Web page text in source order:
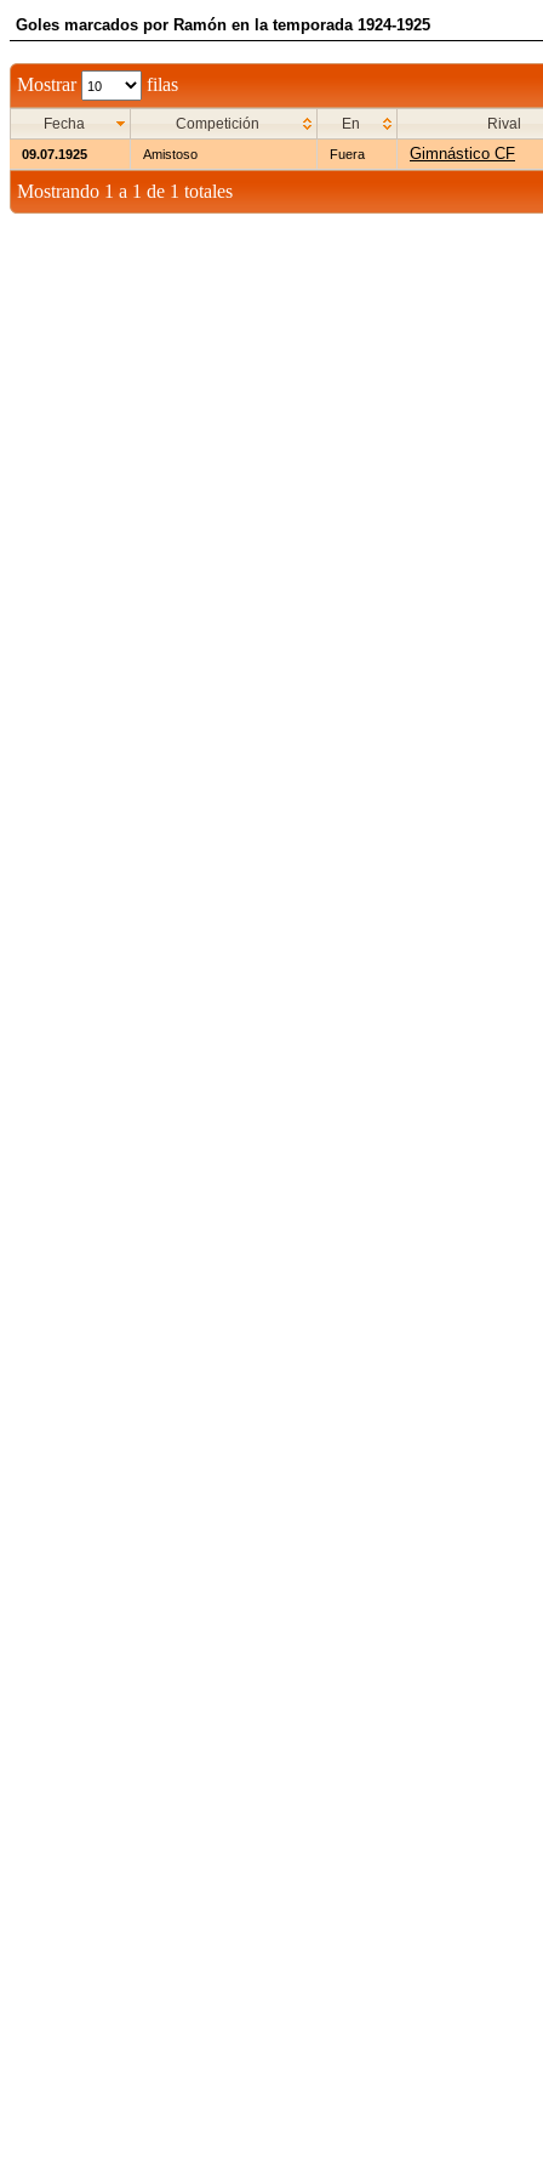
Goles marcados por Ramón en la temporada 1924-1925
Mostrar filas
Fecha Competición En Rival
09.07.1925 Amistoso Fuera Gimnástico CF
Mostrando 1 a 1 de 1 totales